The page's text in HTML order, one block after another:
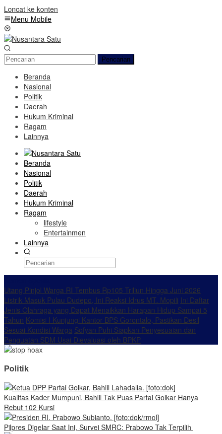
Loncat ke konten
Menu Mobile
Pencarian
Beranda
Nasional
Politik
Daerah
Hukum Kriminal
Ragam
Lainnya
Beranda
Nasional
Politik
Daerah
Hukum Kriminal
Ragam
lifestyle
Entertainmen
Lainnya
Utang Pinjol Warga RI Tembus Rp105 Triliun Hingga Juni 2026
Listrik Masuk Pulau Dudepo, Ini Reaksi Idrus MT. Mopili Ini Daftar
Jenis Olahraga yang Dapat Menaikkan Harapan Hidup Sampai 5
Tahun Komisi I Kunjungi Kantor BPS Gorontalo, Pastikan Desil
Sesuai Kondisi Warga Sofyan Puhi Siapkan Penyesuaian dan
Penguatan SDM Usai Dievaluasi oleh BPKP
Politik
Kualitas Kader Mumpuni, Bahlil Tak Puas Partai Golkar Hanya
Rebut 102 Kursi
Pilpres Digelar Saat Ini, Survei SMRC: Prabowo Tak Terpilih